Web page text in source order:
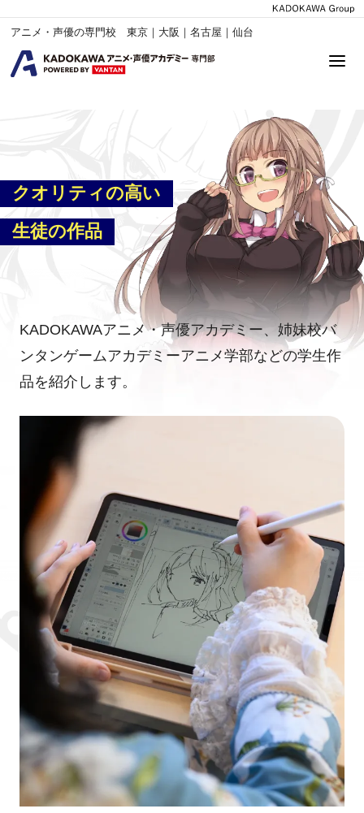
アニメ・声優の専門校 東京｜大阪｜名古屋｜仙台
クオリティの高い
生徒の作品
KADOKAWAアニメ・声優アカデミー、姉妹校バ
ンタンゲームアカデミーアニメ学部などの学生作
品を紹介します。